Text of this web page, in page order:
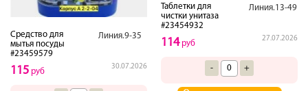
Средство для
мытья посуды
#23459579
Линия.9-35
30.07.2026
115 руб
Таблетки для
чистки унитаза
#23454932
Линия.13-49
27.07.2026
114руб
- +